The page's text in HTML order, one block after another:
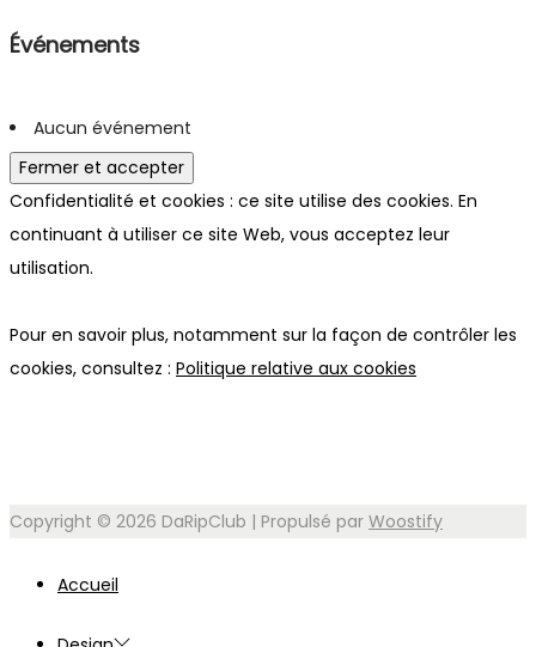
Événements
Aucun événement
Confidentialité et cookies : ce site utilise des cookies. En
continuant à utiliser ce site Web, vous acceptez leur
utilisation.
Pour en savoir plus, notamment sur la façon de contrôler les
cookies, consultez : Politique relative aux cookies
Copyright © 2026 DaRipClub | Propulsé par Woostify
Accueil